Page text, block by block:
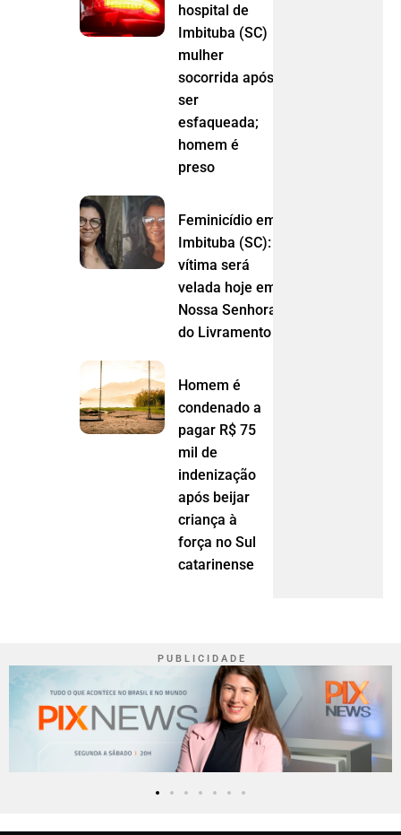
hospital de
Imbituba (SC)
mulher
socorrida após
ser
esfaqueada;
homem é
preso
Feminicídio em
Imbituba (SC):
vítima será
velada hoje em
Nossa Senhora
do Livramento (MT)
Homem é
condenado a
pagar R$ 75
mil de
indenização
após beijar
criança à
força no Sul
catarinense
P U B L I C I D A D E